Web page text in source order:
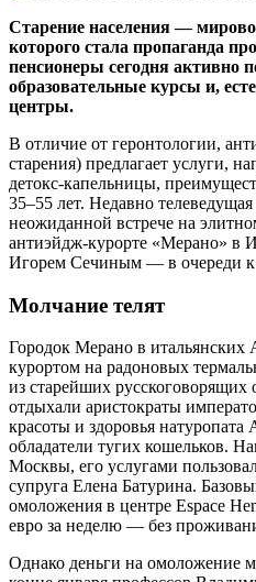
Старение населения —
которого стала пропаганда
пенсионеры сегодня активно
образовательные курсы и,
центры.
В отличие от геронтологии,
старения) предлагает услуги,
детокс-капельницы,
35–55 лет. Недавно
неожиданной встрече на
антиэйдж-курорте «Мерано» в
Игорем Сечиным — в очереди к
Молчание телят
Городок Мерано в итальянских
курортом на радоновых
из старейших
отдыхали аристократы
красоты и здоровья
обладатели тугих кошельков.
Москвы, его услугами
супруга Елена Батурина.
омоложения в центре Espace
евро за неделю — без
Однако деньги на омоложение